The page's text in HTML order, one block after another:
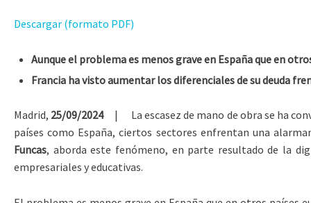
Descargar (formato PDF)
Aunque el problema es menos grave en España que en
Francia ha visto aumentar los diferenciales de su deuda
Madrid, 25/09/2024| La escasez de mano de obra se ha
países como España, ciertos sectores enfrentan una
Funcas, aborda este fenómeno, en parte resultado de la
empresariales y educativas.